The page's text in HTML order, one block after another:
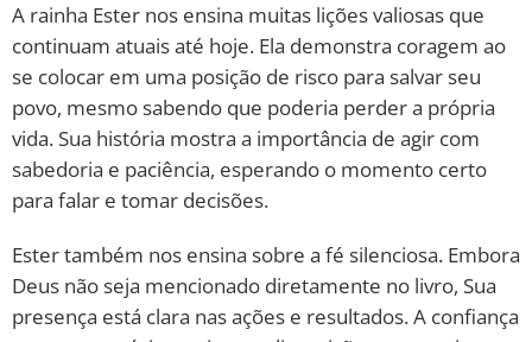
A rainha Ester nos ensina muitas lições valiosas que
continuam atuais até hoje. Ela demonstra coragem ao
se colocar em uma posição de risco para salvar seu
povo, mesmo sabendo que poderia perder a própria
vida. Sua história mostra a importância de agir com
sabedoria e paciência, esperando o momento certo
para falar e tomar decisões.
Ester também nos ensina sobre a fé silenciosa. Embora
Deus não seja mencionado diretamente no livro, Sua
presença está clara nas ações e resultados. A confiança